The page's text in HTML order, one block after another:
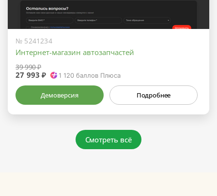
№ 5241234
Интернет-магазин автозапчастей
39 990 ₽
27 993 ₽ 1 120баллов Плюса
Демоверсия Подробнее
Смотреть всё